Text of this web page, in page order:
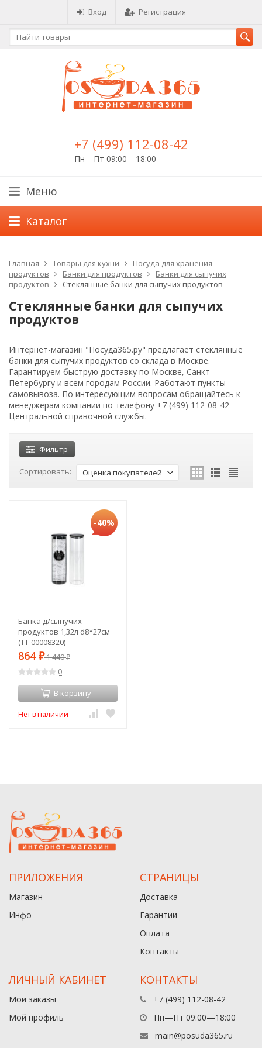
Вход Регистрация
+7 (499) 112-08-42
Пн—Пт 09:00—18:00
Меню
Каталог
Главная Товары для кухни
Посуда для хранения
продуктов
Банки для продуктов
Банки для сыпучих
продуктов
Стеклянные банки для сыпучих продуктов
Стеклянные банки для сыпучих
продуктов
Интернет-магазин "Посуда365.ру" предлагает стеклянные
банки для сыпучих продуктов со склада в Москве.
Гарантируем быструю доставку по Москве, Санкт-
Петербургу и всем городам России. Работают пункты
самовывоза. По интересующим вопросам обращайтесь к
менеджерам компании по телефону +7 (499) 112-08-42
Центральной справочной службы.
Фильтр
Сортировать: Оценка покупателей
-40%
Банка д/сыпучих
продуктов 1,32л d8*27см
(TT-00008320)
864 ₽1 440₽
0
В корзину
Нет в наличии
ПРИЛОЖЕНИЯ
Магазин
Инфо
СТРАНИЦЫ
Доставка
Гарантии
Оплата
Контакты
ЛИЧНЫЙ КАБИНЕТ
Мои заказы
Мой профиль
КОНТАКТЫ
+7 (499) 112-08-42
Пн—Пт 09:00—18:00
main@posuda365.ru